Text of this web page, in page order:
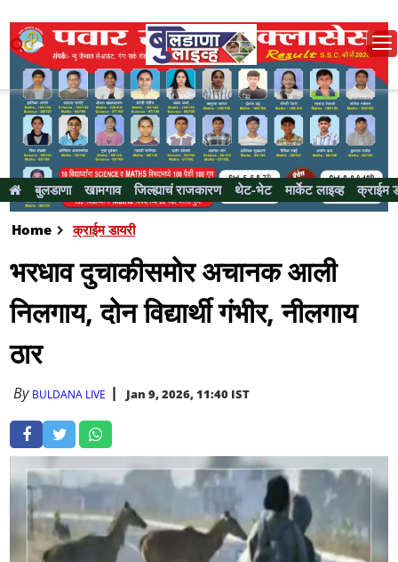
बुलडाणा खामगाव जिल्ह्याचं राजकारण थेट-भेट मार्केट लाइव्ह क्राईम
Home क्राईम डायरी
भरधाव दुचाकीसमोर अचानक आली
निलगाय, दोन विद्यार्थी गंभीर, नीलगाय
ठार
By BULDANA LIVE Jan 9, 2026, 11:40 IST